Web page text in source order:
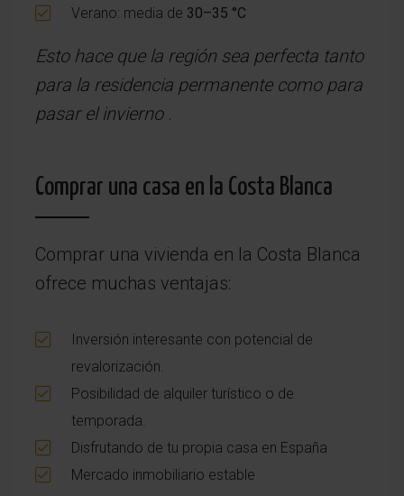
Verano: media de 30–35 °C
Esto hace que la región sea perfecta tanto
para la residencia permanente como para
pasar el invierno.
Comprar una casa en la Costa Blanca
Comprar una vivienda en la Costa Blanca
ofrece muchas ventajas:
Inversión interesante con potencial de
revalorización.
Posibilidad de alquiler turístico o de
temporada.
Disfrutando de tu propia casa en España
Mercado inmobiliario estable